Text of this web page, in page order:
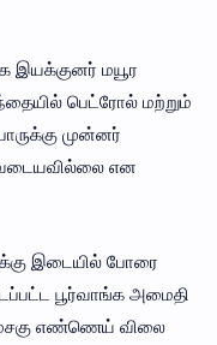
இயக்குனர் மயூர
பெட்ரோல் மற்றும்
முன்னர்
என
இடையில் போரை
பூர்வாங்க அமைதி
மசகு எண்ணெய் விலை